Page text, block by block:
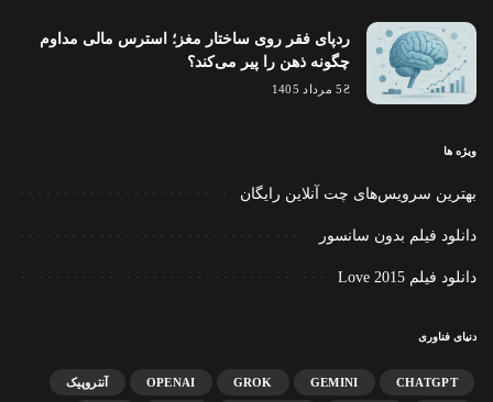
ردپای فقر روی ساختار مغز؛ استرس مالی مداوم
چگونه ذهن را پیر می‌کند؟
5 مرداد 1405
ویژه ها
بهترین سرویس‌های چت آنلاین رایگان
دانلود فیلم بدون سانسور
دانلود فیلم Love 2015
دنیای فناوری
CHATGPT
GEMINI
GROK
OPENAI آنتروپیک